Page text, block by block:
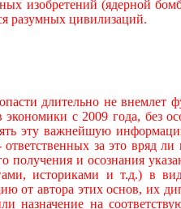
изобретений (ядерной
разумных цивилизаций.
длительно не внемлет
с 2009 года, без
эту важнейшую
за это вряд ли
получения и осознания
историками и т.д.) в
от автора этих основ, их
назначение на